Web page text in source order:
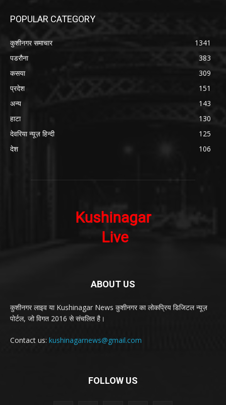
POPULAR CATEGORY
कुशीनगर समाचार
1341
पडरौना
383
कसया
309
प्रदेश
151
अन्य
143
हाटा
130
देवरिया न्यूज़ हिन्दी
125
देश
106
ABOUT US
कुशीनगर लाइव या Kushinagar News कुशीनगर का लोकप्रिय डिजिटल न्यूज़
पोर्टल, जो विगत 2016 से संचलित है।
Contact us: kushinagarnews@gmail.com
FOLLOW US